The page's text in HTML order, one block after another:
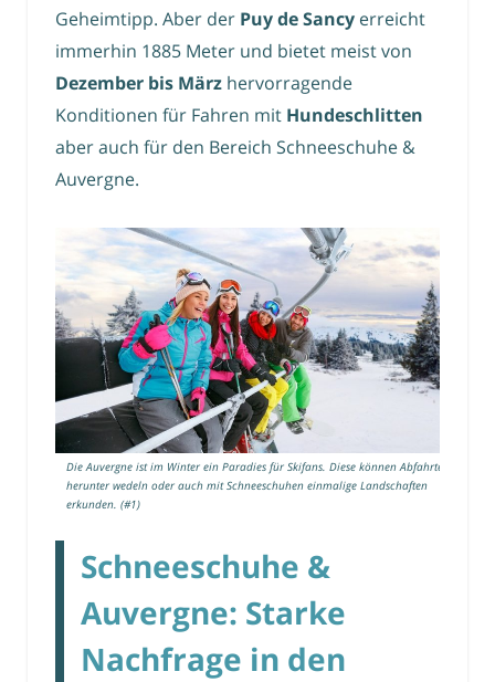
Geheimtipp. Aber der Puy de Sancy erreicht
immerhin 1885 Meter und bietet meist von
Dezember bis März hervorragende
Konditionen für Fahren mit Hundeschlitten
aber auch für den Bereich Schneeschuhe &
Auvergne.
Die Auvergne ist im Winter ein Paradies für Skifans. Diese können Abfahrten
herunter wedeln oder auch mit Schneeschuhen einmalige Landschaften
erkunden. (#1)
Schneeschuhe &
Auvergne: Starke
Nachfrage in den